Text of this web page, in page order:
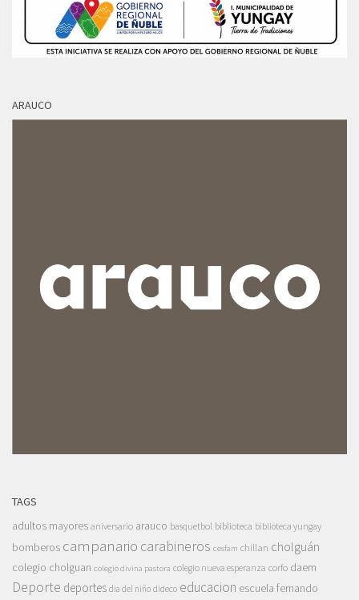
ARAUCO
TAGS
adultos mayores aniversario arauco basquetbol biblioteca biblioteca yungay
bomberos campanario carabineros cesfam chillan cholguán
colegio cholguan colegio divina pastora colegio nueva esperanza corfo daem
Deporte deportes dia del niño dideco educacion escuela fernando